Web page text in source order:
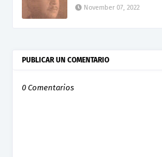
November 07, 2022
PUBLICAR UN COMENTARIO
0 Comentarios